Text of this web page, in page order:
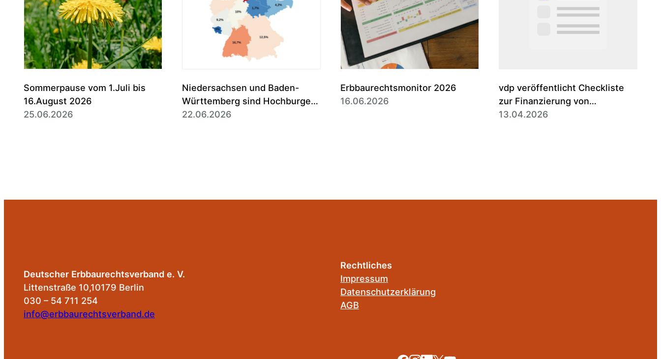
Sommerpause vom 1.Juli bis
16.August 2026
25.06.2026
Niedersachsen und Baden-
Württemberg sind Hochburgen
des Erbbaurechts
22.06.2026
Erbbaurechtsmonitor 2026
16.06.2026
vdp veröffentlicht Checkliste
zur Finanzierung von
Erbbaurechten
13.04.2026
Deutscher Erbbaurechtsverband e. V.
Littenstraße 10,10179 Berlin
030 – 54 711 254
info@erbbaurechtsverband.de
Rechtliches
Impressum
Datenschutzerklärung
AGB